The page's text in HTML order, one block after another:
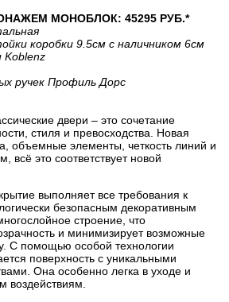
МОНОБЛОК: 45295 РУБ.*
коробки 9.5см с наличником 6см
Koblenz
ручек Профиль Дорс
двери – это сочетание
стиля и превосходства. Новая
объемные элементы, четкость линий и
всё это соответствует новой
выполняет все требования к
безопасным декоративным
строение, что
и минимизирует возможные
С помощью особой технологии
поверхность с уникальными
Она особенно легка в уходе и
воздействиям.